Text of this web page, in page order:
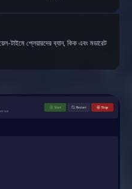
টাইমে প্লেয়ারদের ব্যান, কিক এবং মডারেট